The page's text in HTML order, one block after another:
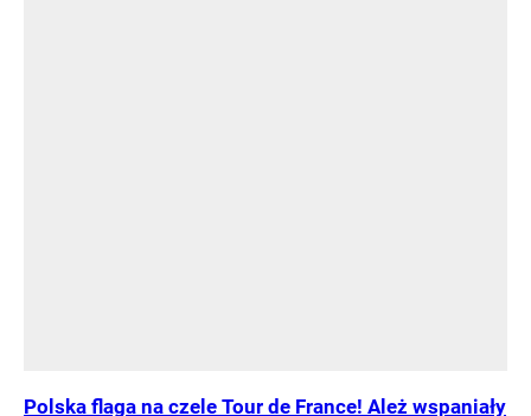
Polska flaga na czele Tour de France! Ależ wspaniały